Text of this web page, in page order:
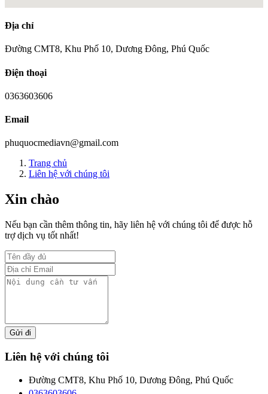
Địa chỉ
Đường CMT8, Khu Phố 10, Dương Đông, Phú Quốc
Điện thoại
0363603606
Email
phuquocmediavn@gmail.com
Trang chủ
Liên hệ với chúng tôi
Xin chào
Nếu bạn cần thêm thông tin, hãy liên hệ với chúng tôi để được hỗ
trợ dịch vụ tốt nhất!
Liên hệ với chúng tôi
Đường CMT8, Khu Phố 10, Dương Đông, Phú Quốc